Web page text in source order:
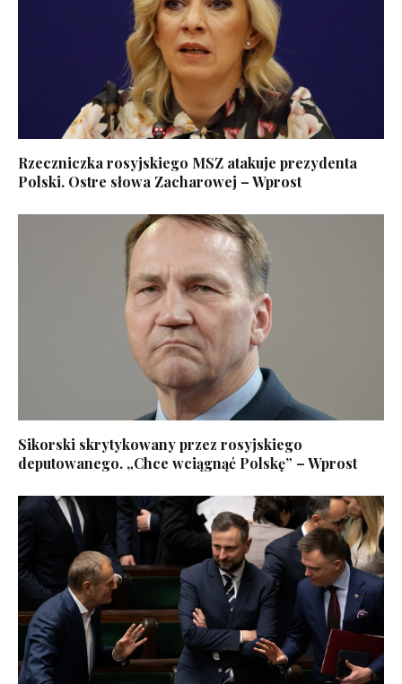
Rzeczniczka rosyjskiego MSZ atakuje prezydenta
Polski. Ostre słowa Zacharowej – Wprost
Sikorski skrytykowany przez rosyjskiego
deputowanego. „Chce wciągnąć Polskę” – Wprost